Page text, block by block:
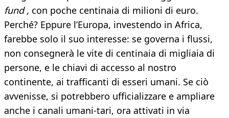
fund , con poche centinaia di milioni di euro.
Perché? Eppure l’Europa, investendo in Africa,
farebbe solo il suo interesse: se governa i flussi,
non consegnerà le vite di centinaia di migliaia di
persone, e le chiavi di accesso al nostro
continente, ai trafficanti di esseri umani. Se ciò
avvenisse, si potrebbero ufficializzare e ampliare
anche i canali umani-tari, ora attivati in via